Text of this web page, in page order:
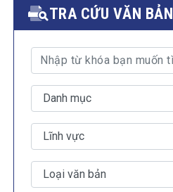
MULTIMEDIA
Video
E-magazines
TRA CỨU VĂN BẢN